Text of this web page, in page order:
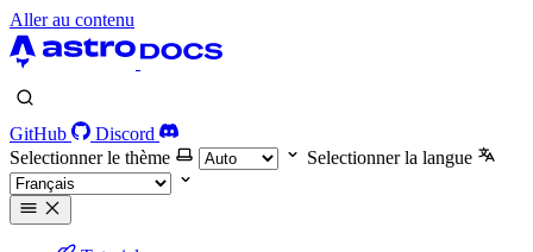
Aller au contenu
GitHub
Discord
Selectionner le thème
Selectionner la langue